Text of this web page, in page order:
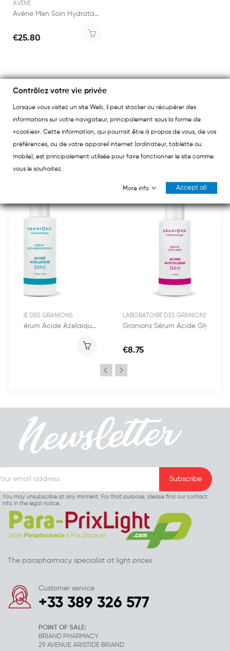
AVÈNE
Avène Men Soin Hydratant Anti-Age 50ml
€25.80
DES GRANIONS
Granions Sérum Acide Azelaïque 12% 30ml
LABORATOIRE DES GRANIONS
€8.75
You may unsubscribe at any moment. For that purpose, please find our contact
info in the legal notice.
The parapharmacy specialist at light prices
Customer service
+33 389 326 577
POINT OF SALE:
BRIAND PHARMACY
29 AVENUE ARISTIDE BRIAND
Contrôlez votre vie privée
Lorsque vous visitez un site Web, il peut stocker ou récupérer des
informations sur votre navigateur, principalement sous la forme de
«cookies». Cette information, qui pourrait être à propos de vous, de vos
préférences, ou de votre appareil internet (ordinateur, tablette ou
mobile), est principalement utilisée pour faire fonctionner le site comme
vous le souhaitez.
More info Accept all